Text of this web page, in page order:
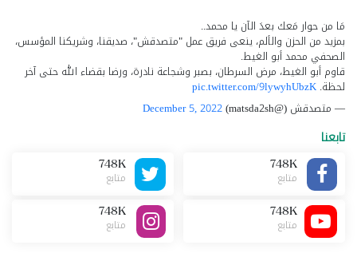
مَا من حوار مَعك بعدَ الآن يا محمد..
بمزيد من الحزن والألم، ينعى فريق عمل "متصدقش"، صديقنا، وشريكنا المؤسس،
الصحفي محمد أبو الغيط.
قاوم أبو الغيط، مرض السرطان، بصبر وشجاعة نادرة، ورضا بقضاء الله حتى آخر
لحظة. pic.twitter.com/9lywyhUbzK
— متصدقش (@matsda2sh)
December 5, 2022
تابعنا
748K
متابع
748K
متابع
748K
متابع
748K
متابع